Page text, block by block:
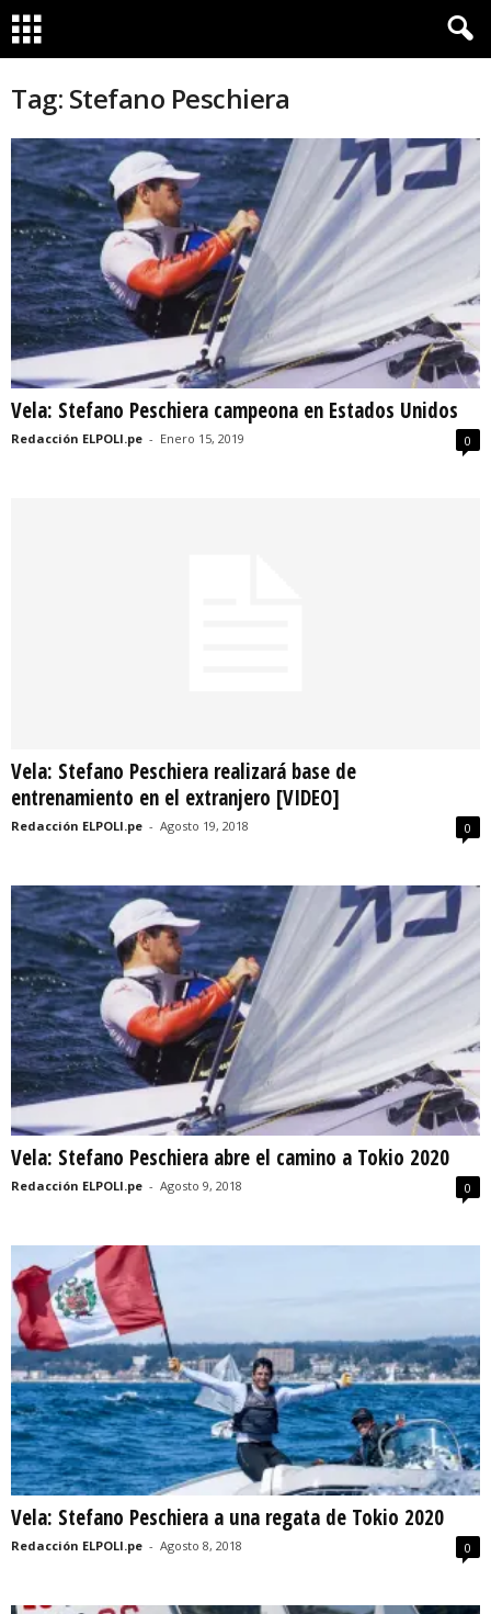
Tag: Stefano Peschiera
Vela: Stefano Peschiera campeona en Estados Unidos
Redacción ELPOLI.pe - Enero 15, 2019 0
Vela: Stefano Peschiera realizará base de
entrenamiento en el extranjero [VIDEO]
Redacción ELPOLI.pe - Agosto 19, 2018 0
Vela: Stefano Peschiera abre el camino a Tokio 2020
Redacción ELPOLI.pe - Agosto 9, 2018 0
Vela: Stefano Peschiera a una regata de Tokio 2020
Redacción ELPOLI.pe - Agosto 8, 2018 0